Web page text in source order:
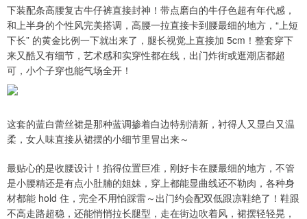
下装配条高腰复古牛仔裤直接封神！带点磨白的牛仔色超有年代感，
和上半身的个性风完美搭调，高腰一拉直接卡到腰最细的地方，“上短
下长” 的黄金比例一下就出来了，腿长视觉上直接加 5cm！整套穿下
来又酷又有细节，艺术感和实穿性都在线，出门炸街或逛潮店都超
可，小个子穿也能气场全开！
这套的蓝白蕾丝裙是那种蓝调掺着白边特别清新，衬得人又显白又温
柔，女人味直接从裙摆的小细节里冒出来～
最贴心的是收腰设计！掐得位置巨准，刚好卡在腰最细的地方，不管
是小腰精还是有点小肚腩的姐妹，穿上都能显曲线还不勒肉，各种身
材都能 hold 住，完全不用怕踩雷～出门约会配双低跟凉鞋绝了！鞋跟
不高走路超稳，还能悄悄拉长腿型，走在街边吹着风，裙摆轻轻晃，